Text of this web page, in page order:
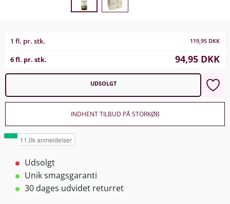
1 fl. pr. stk. 119,95 DKK
6 fl. pr. stk. 94,95 DKK
UDSOLGT
INDHENT TILBUD PÅ STORKØB
Udsolgt
Unik smagsgaranti
30 dages udvidet returret